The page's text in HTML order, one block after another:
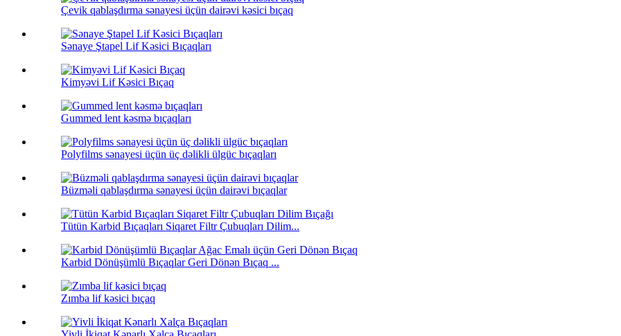
Çevik qablaşdırma sənayesi üçün dairəvi kəsici bıçaq
Sənaye Ştapel Lif Kəsici Bıçaqları
Kimyəvi Lif Kəsici Bıçaq
Gummed lent kəsmə bıçaqları
Polyfilms sənayesi üçün üç dəlikli ülgüc bıçaqları
Büzməli qablaşdırma sənayesi üçün dairəvi bıçaqlar
Tütün Karbid Bıçaqları Siqaret Filtr Çubuqları Dilim...
Karbid Dönüşümlü Bıçaqlar Geri Dönən Bıçaq ...
Zımba lif kəsici bıçaq